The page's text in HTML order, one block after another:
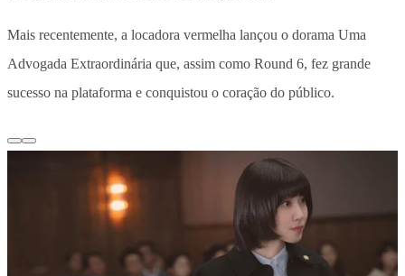
Mais recentemente, a locadora vermelha lançou o dorama Uma
Advogada Extraordinária que, assim como Round 6, fez grande
sucesso na plataforma e conquistou o coração do público.